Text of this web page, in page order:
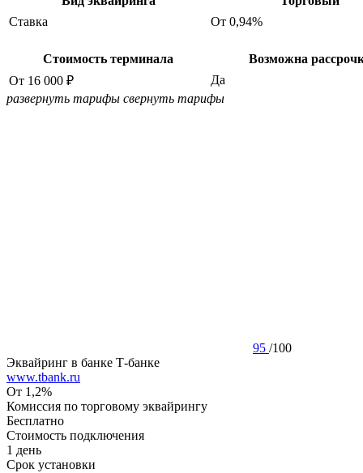
Ставка
От 0,94%
Стоимость терминала
Возможна
От 16 000 ₽
Да
развернуть тарифы свернуть тарифы
95 /100
Эквайринг в банке Т-банке
www.tbank.ru
От 1,2%
Комиссия по торговому эквайрингу
Бесплатно
Стоимость подключения
1 день
Срок установки